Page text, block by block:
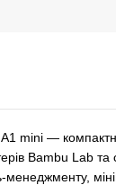
mini —
Bambu Lab та